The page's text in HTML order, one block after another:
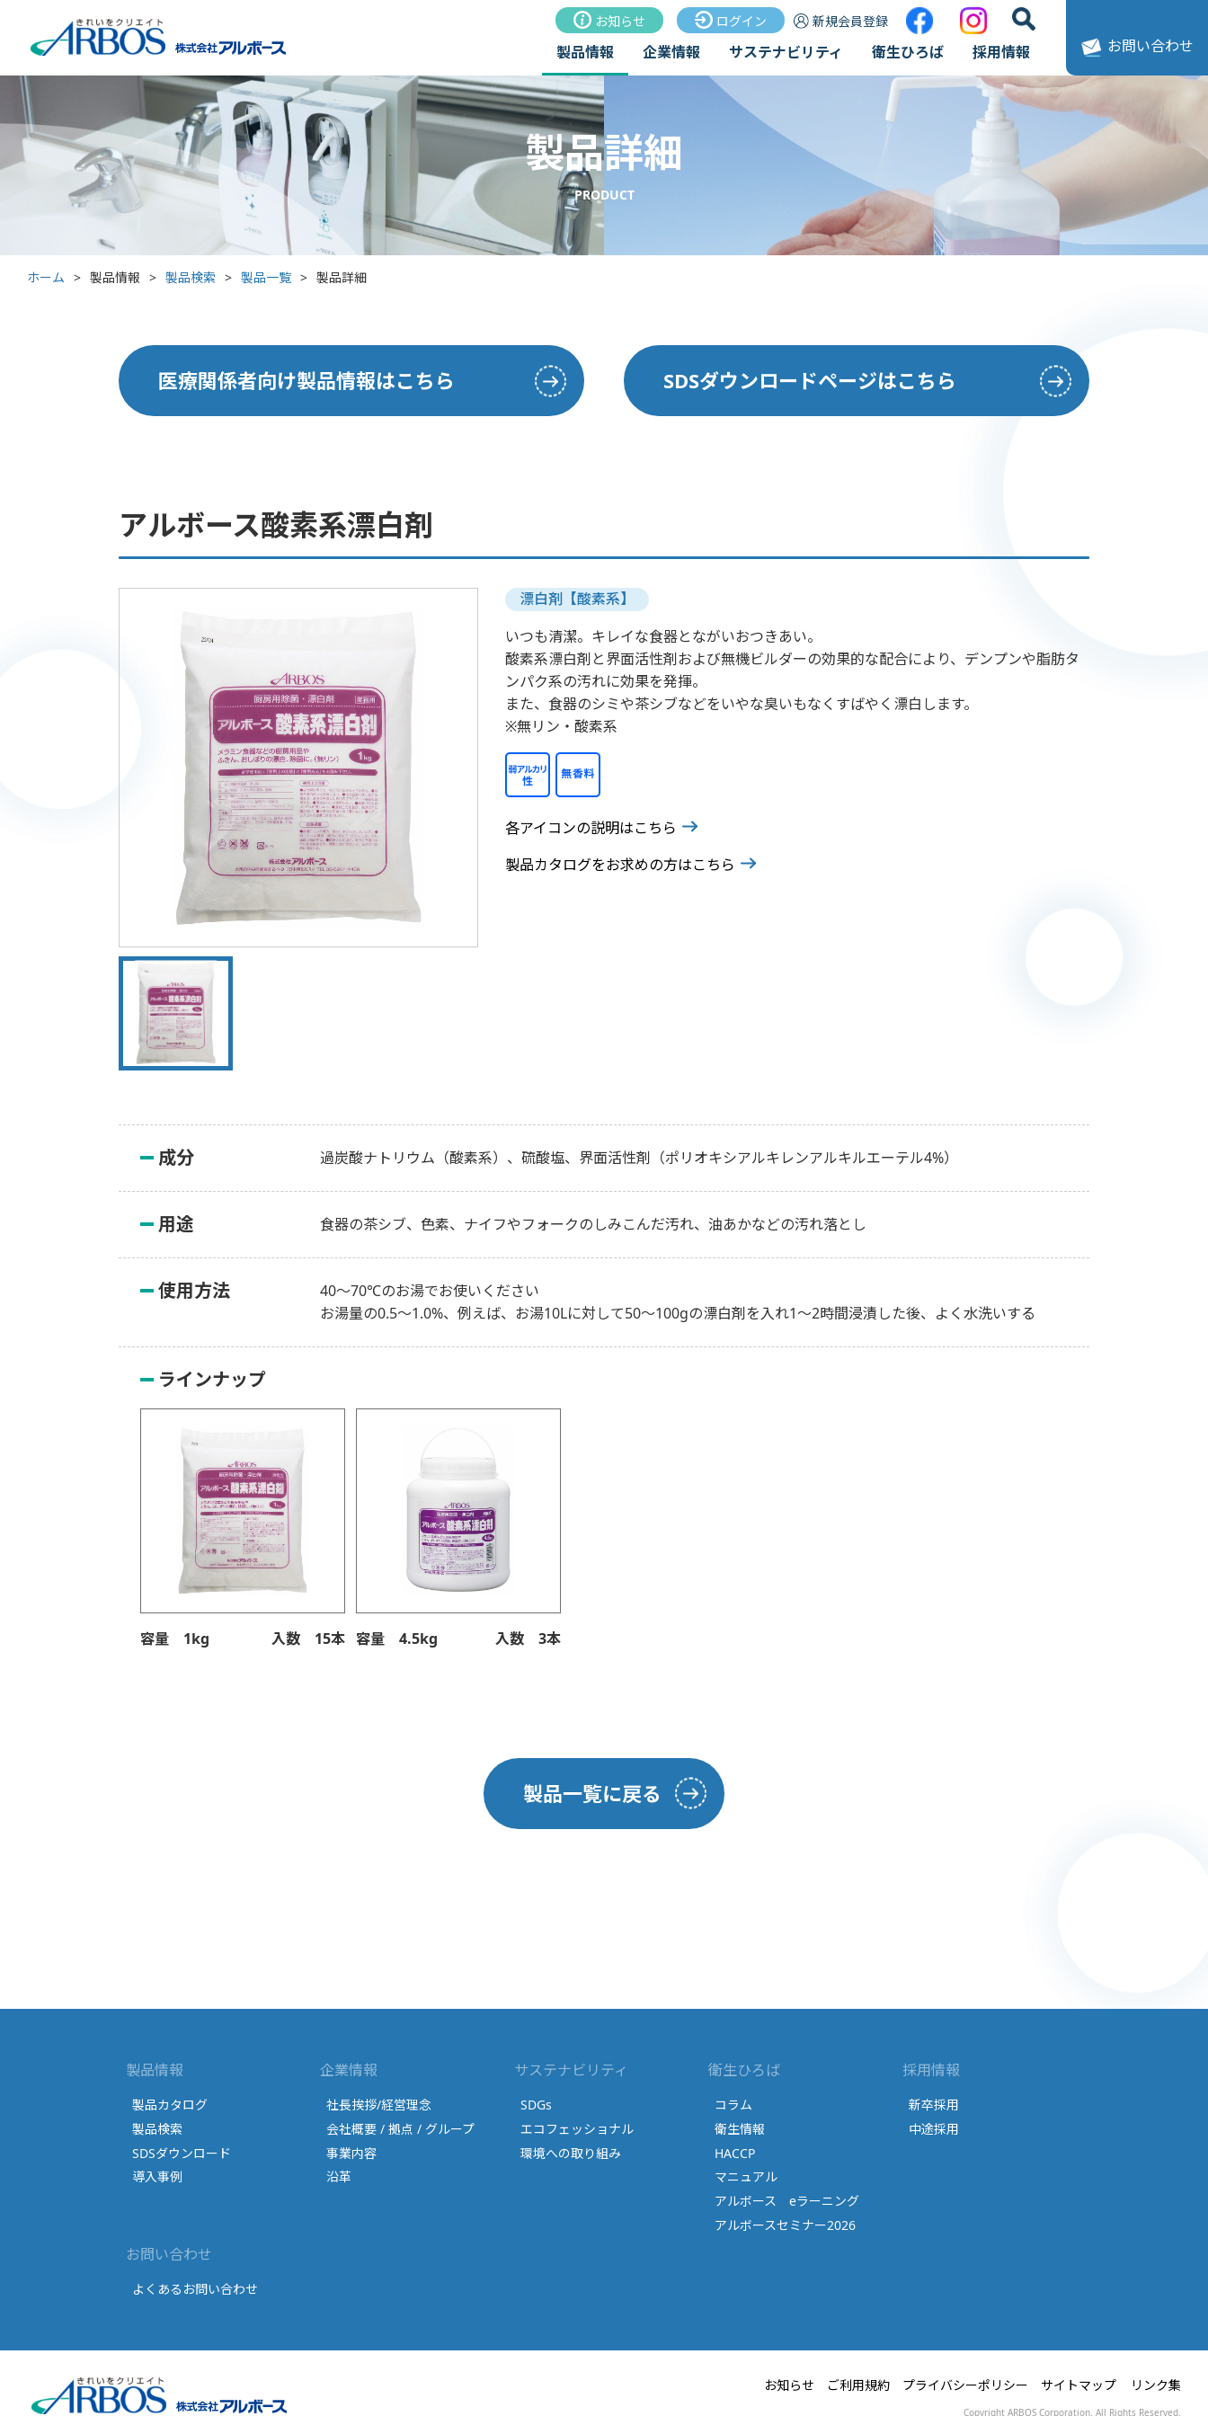
お知らせ ログイン 新規会員登録
製品情報 企業情報 サステナビリティ 衛生ひろば 採用情報 お問い合わせ
製品詳細
PRODUCT
ホーム > 製品情報 > 製品検索 > 製品一覧 > 製品詳細
医療関係者向け製品情報はこちら SDSダウンロードページはこちら
アルボース酸素系漂白剤
漂白剤【酸素系】
いつも清潔。キレイな食器とながいおつきあい。
酸素系漂白剤と界面活性剤および無機ビルダーの効果的な配合により、デンプンや脂肪タ
ンパク系の汚れに効果を発揮。
また、食器のシミや茶シブなどをいやな臭いもなくすばやく漂白します。
※無リン・酸素系
各アイコンの説明はこちら
製品カタログをお求めの方はこちら
成分 過炭酸ナトリウム（酸素系）、硫酸塩、界面活性剤（ポリオキシアルキレンアルキルエーテル4%）
用途 食器の茶シブ、色素、ナイフやフォークのしみこんだ汚れ、油あかなどの汚れ落とし
使用方法
40～70℃のお湯でお使いください
お湯量の0.5～1.0%、例えば、お湯10Lに対して50～100gの漂白剤を入れ1～2時間浸漬した後、よく水洗いする
ラインナップ
容量 1kg 入数 15本 容量 4.5kg 入数 3本
製品一覧に戻る
製品情報
製品カタログ
製品検索
SDSダウンロード
導入事例
企業情報
社長挨拶/経営理念
会社概要 / 拠点 / グループ
事業内容
沿革
サステナビリティ
SDGs
エコフェッショナル
環境への取り組み
衛生ひろば
コラム
衛生情報
HACCP
マニュアル
アルボース eラーニング
アルボースセミナー2026
採用情報
新卒採用
中途採用
お問い合わせ
よくあるお問い合わせ
お知らせ ご利用規約 プライバシーポリシー サイトマップ リンク集
Copyright ARBOS Corporation. All Rights Reserved.